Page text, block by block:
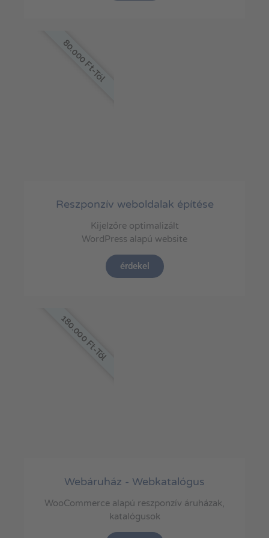
Reszponzív weboldalak építése
Kijelzőre optimalizált
WordPress alapú website
érdekel
80.000 Ft-Tól
Webáruház - Webkatalógus
WooCommerce alapú reszponzív áruházak,
katalógusok
180.000 Ft-Tól